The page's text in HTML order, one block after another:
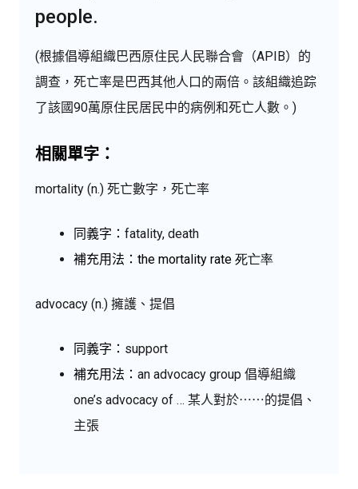
people.
(根據倡導組織巴西原住民人民聯合會（APIB）的
調查，死亡率是巴西其他人口的兩倍。該組織追踪
了該國90萬原住民居民中的病例和死亡人數。)
相關單字：
mortality (n.) 死亡數字，死亡率
同義字： fatality, death
補充用法：the mortality rate 死亡率
advocacy (n.) 擁護、提倡
同義字： support
補充用法： an advocacy group 倡導組織
one’s advocacy of … 某人對於⋯⋯的提倡、
主張